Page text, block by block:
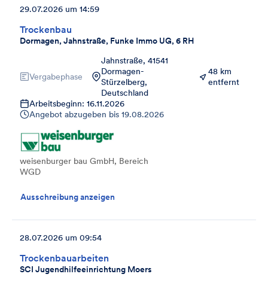
Trockenbau
Dormagen, Jahnstraße, Funke Immo UG, 6 RH
29.07.2026 um 14:59
Vergabephase
Jahnstraße, 41541
Dormagen-
Stürzelberg,
Deutschland
48 km
entfernt
Arbeitsbeginn: 16.11.2026
Angebot abzugeben bis 19.08.2026
weisenburger bau GmbH, Bereich
WGD
Ausschreibung anzeigen
Trockenbauarbeiten
SCI Jugendhilfeeinrichtung Moers
28.07.2026 um 09:54